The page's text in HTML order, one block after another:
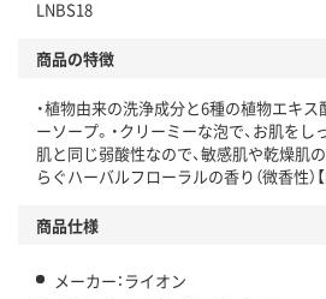
LNBS18
商品の特徴
・植物由来の洗浄成分と6種の植物エキス
ーソープ。・クリーミーな泡で、お肌をし
肌と同じ弱酸性なので、敏感肌や乾燥肌
らぐハーバルフローラルの香り（微香性）
商品仕様
メーカー：ライオン